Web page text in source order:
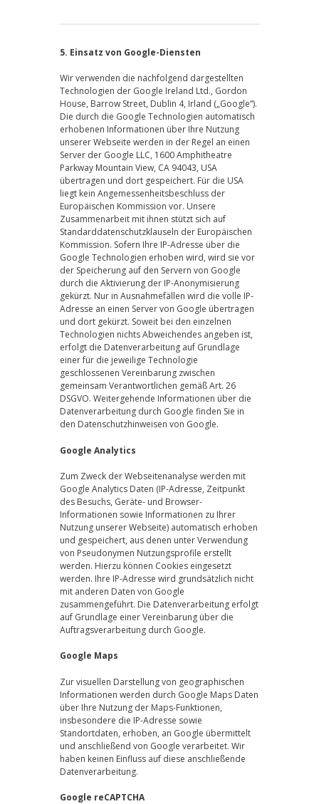
5. Einsatz von Google-Diensten
Wir verwenden die nachfolgend dargestellten
Technologien der Google Ireland Ltd., Gordon
House, Barrow Street, Dublin 4, Irland („Google“).
Die durch die Google Technologien automatisch
erhobenen Informationen über Ihre Nutzung
unserer Webseite werden in der Regel an einen
Server der Google LLC, 1600 Amphitheatre
Parkway Mountain View, CA 94043, USA
übertragen und dort gespeichert. Für die USA
liegt kein Angemessenheitsbeschluss der
Europäischen Kommission vor. Unsere
Zusammenarbeit mit ihnen stützt sich auf
Standarddatenschutzklauseln der Europäischen
Kommission. Sofern Ihre IP-Adresse über die
Google Technologien erhoben wird, wird sie vor
der Speicherung auf den Servern von Google
durch die Aktivierung der IP-Anonymisierung
gekürzt. Nur in Ausnahmefällen wird die volle IP-
Adresse an einen Server von Google übertragen
und dort gekürzt. Soweit bei den einzelnen
Technologien nichts Abweichendes angeben ist,
erfolgt die Datenverarbeitung auf Grundlage
einer für die jeweilige Technologie
geschlossenen Vereinbarung zwischen
gemeinsam Verantwortlichen gemäß Art. 26
DSGVO. Weitergehende Informationen über die
Datenverarbeitung durch Google finden Sie in
den Datenschutzhinweisen von Google.
Google Analytics
Zum Zweck der Webseitenanalyse werden mit
Google Analytics Daten (IP-Adresse, Zeitpunkt
des Besuchs, Geräte- und Browser-
Informationen sowie Informationen zu Ihrer
Nutzung unserer Webseite) automatisch erhoben
und gespeichert, aus denen unter Verwendung
von Pseudonymen Nutzungsprofile erstellt
werden. Hierzu können Cookies eingesetzt
werden. Ihre IP-Adresse wird grundsätzlich nicht
mit anderen Daten von Google
zusammengeführt. Die Datenverarbeitung erfolgt
auf Grundlage einer Vereinbarung über die
Auftragsverarbeitung durch Google.
Google Maps
Zur visuellen Darstellung von geographischen
Informationen werden durch Google Maps Daten
über Ihre Nutzung der Maps-Funktionen,
insbesondere die IP-Adresse sowie
Standortdaten, erhoben, an Google übermittelt
und anschließend von Google verarbeitet. Wir
haben keinen Einfluss auf diese anschließende
Datenverarbeitung.
Google reCAPTCHA